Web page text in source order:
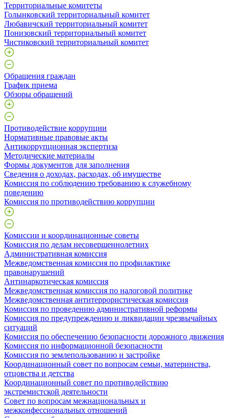
Территориальные комитеты
Голынковский территориальный комитет
Любавичский территориальный комитет
Понизовский территориальный комитет
Чистиковский территориальный комитет
Обращения граждан
График приема
Обзоры обращений
Противодействие коррупции
Нормативные правовые акты
Антикоррупционная экспертиза
Методические материалы
Формы документов для заполнения
Сведения о доходах, расходах, об имуществе
Комиссия по соблюдению требованию к служебному
поведению
Комиссия по противодействию коррупции
Комиссии и координационные советы
Комиссия по делам несовершеннолетних
Административная комиссия
Межведомственная комиссия по профилактике
правонарушений
Антинаркотическая комиссия
Межведомственная комиссия по налоговой политике
Межведомственная антитеррористическая комиссия
Комиссия по проведению административной реформы
Комиссия по предупреждению и ликвидации чрезвычайных
ситуаций
Комиссия по обеспечению безопасности дорожного движения
Комиссия по информационной безопасности
Комиссия по землепользованию и застройке
Координационный совет по вопросам семьи, материнства,
отцовства и детства
Координационный совет по противодействию
экстремистской деятельности
Совет по вопросам межнациональных и
межконфессиональных отношений